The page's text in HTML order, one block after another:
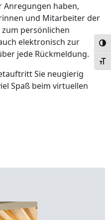
Anregungen haben,
und Mitarbeiter der
persönlichen
elektronisch zur
jede Rückmeldung.
Sie neugierig
Spaß beim virtuellen